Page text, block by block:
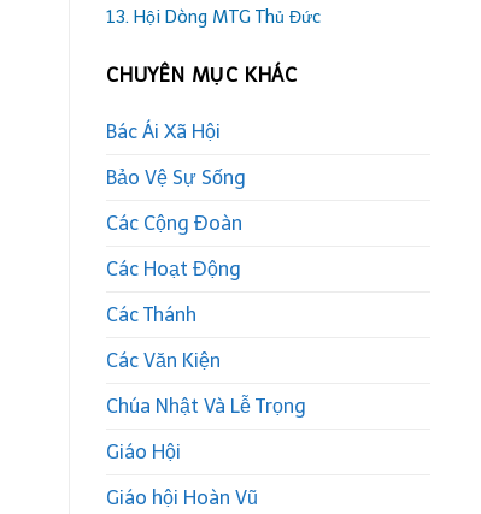
13. Hội Dòng MTG Thủ Đức
CHUYÊN MỤC KHÁC
Bác Ái Xã Hội
Bảo Vệ Sự Sống
Các Cộng Đoàn
Các Hoạt Động
Các Thánh
Các Văn Kiện
Chúa Nhật Và Lễ Trọng
Giáo Hội
Giáo hội Hoàn Vũ